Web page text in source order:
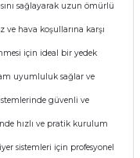
sağlayarak uzun ömürlü
ve hava koşullarına karşı
için ideal bir yedek
uyumluluk sağlar ve
güvenli ve
hızlı ve pratik kurulum
sistemleri için profesyonel